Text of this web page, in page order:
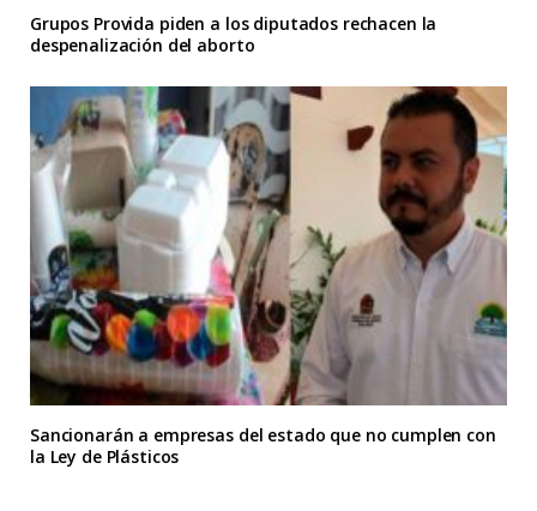
Grupos Provida piden a los diputados rechacen la
despenalización del aborto
Sancionarán a empresas del estado que no cumplen con
la Ley de Plásticos